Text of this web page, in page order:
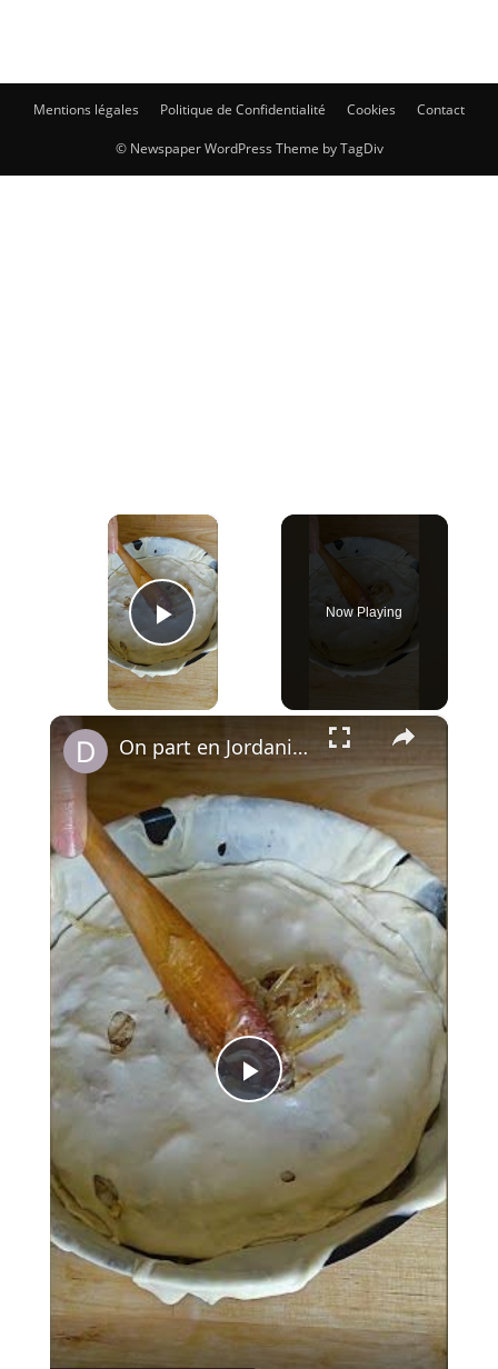
Mentions légales Politique de Confidentialité Cookies Contact
© Newspaper WordPress Theme by TagDiv
×
Play Video
Now Playing
×
Play
Video
On part en Jordanie avec El Makmoura, un grand plat de fête en couches de pâte maison